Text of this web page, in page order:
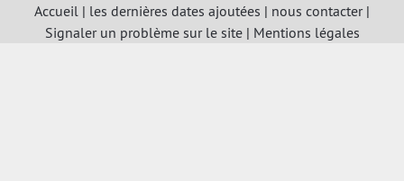
Accueil | les dernières dates ajoutées | nous contacter|
Signaler un problème sur le site| Mentions légales